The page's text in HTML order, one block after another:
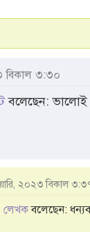
বিকাল ৩:৩০
বলেছেন: ভালোই
২০২৩ বিকাল
লেখকবলেছেন: